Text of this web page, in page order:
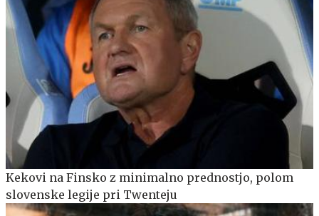
Kekovi na Finsko z minimalno prednostjo, polom
slovenske legije pri Twenteju